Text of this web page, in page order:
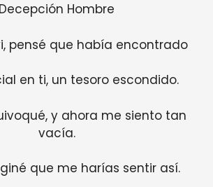
Decepción Hombre
pensé que había encontrado
en ti, un tesoro escondido.
y ahora me siento tan
vacía.
que me harías sentir así.